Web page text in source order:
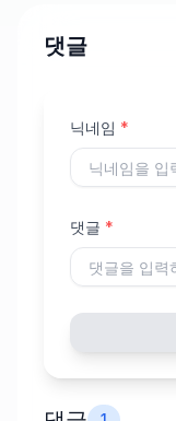
댓글
닉네임 *
댓글 *